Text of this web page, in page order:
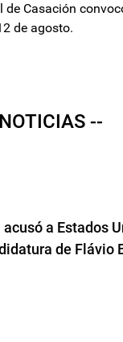
de Casación
de agosto.
--
a Estados
de Flávio